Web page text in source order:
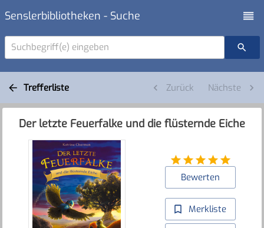
Senslerbibliotheken - Suche
Suchbegriff(e) eingeben
Trefferliste Zurück Nächste
Der letzte Feuerfalke und die flüsternde Eiche
Bewerten
Merkliste